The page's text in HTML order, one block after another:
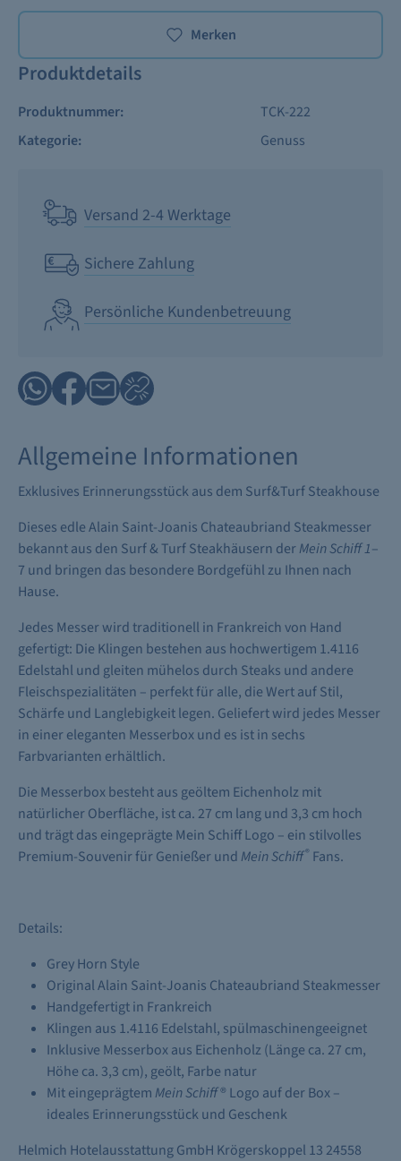
Merken
Produktdetails
Produktnummer:
TCK-222
Kategorie:
Genuss
Versand 2-4 Werktage
Sichere Zahlung
Persönliche Kundenbetreuung
Allgemeine Informationen
Exklusives Erinnerungsstück aus dem Surf&Turf Steakhouse
Dieses edle Alain Saint-Joanis Chateaubriand Steakmesser
bekannt aus den Surf & Turf Steakhäusern derMein Schiff 1–
7 und bringen das besondere Bordgefühl zu Ihnen nach
Hause.
Jedes Messer wird traditionell in Frankreich von Hand
gefertigt: Die Klingen bestehen aus hochwertigem 1.4116
Edelstahl und gleiten mühelos durch Steaks und andere
Fleischspezialitäten – perfekt für alle, die Wert auf Stil,
Schärfe und Langlebigkeit legen. Geliefert wird jedes Messer
in einer eleganten Messerbox und es ist in sechs
Farbvarianten erhältlich.
Die Messerbox besteht aus geöltem Eichenholz mit
natürlicher Oberfläche, ist ca. 27 cm lang und 3,3 cm hoch
und trägt das eingeprägte Mein Schiff Logo – ein stilvolles
Premium-Souvenir für Genießer und Mein Schiff® Fans.
Details:
Grey Horn Style
Original Alain Saint-Joanis Chateaubriand Steakmesser
Handgefertigt in Frankreich
Klingen aus 1.4116 Edelstahl, spülmaschinengeeignet
Inklusive Messerbox aus Eichenholz (Länge ca. 27 cm,
Höhe ca. 3,3 cm), geölt, Farbe natur
Mit eingeprägtem Mein Schiff® Logo auf der Box –
ideales Erinnerungsstück und Geschenk
Helmich Hotelausstattung GmbH Krögerskoppel 13 24558